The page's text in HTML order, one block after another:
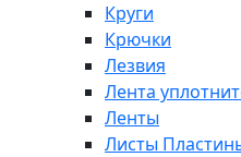
Круги
Крючки
Лезвия
Лента
Ленты
Листы